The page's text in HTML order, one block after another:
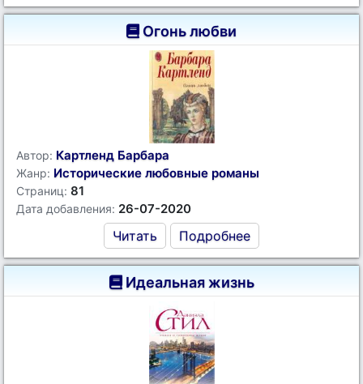
Огонь любви
Автор: Картленд Барбара
Жанр: Исторические любовные романы
Страниц: 81
Дата добавления: 26-07-2020
Читать Подробнее
Идеальная жизнь